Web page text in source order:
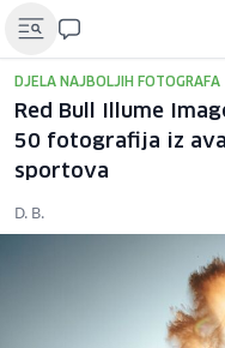
DJELA NAJBOLJIH FOTOGRAFA
Red Bull Illume
50 fotografija iz
sportova
D. B.